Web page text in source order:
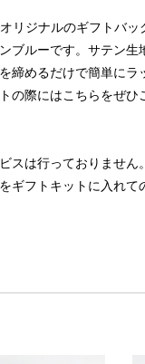
リジナルのギフトバッ
ブルーです。サテン
締めるだけで簡単にラ
の際にはこちらをぜひ
スは行っておりません
ギフトキットに入れて